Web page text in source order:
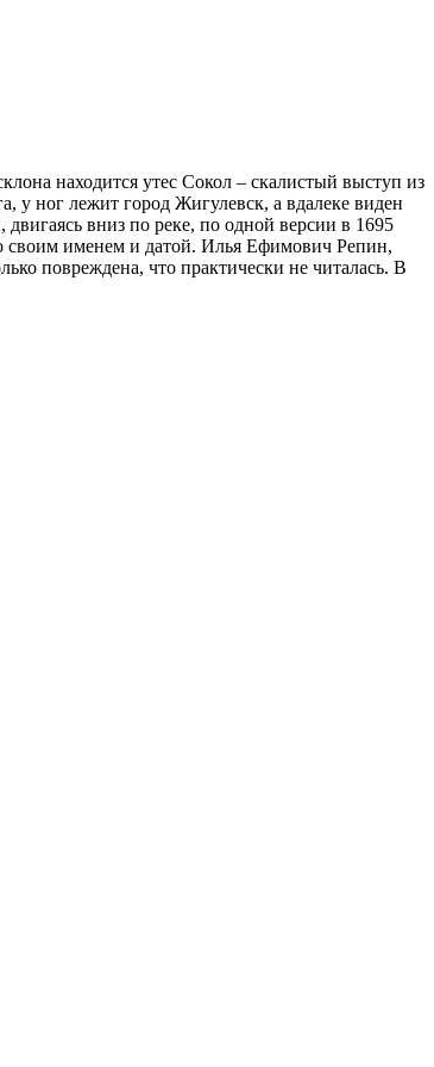
находится утес Сокол – скалистый выступ из
у ног лежит город Жигулевск, а вдалеке виден
вниз по реке, по одной версии в 1695
своим именем и датой. Илья Ефимович Репин,
повреждена, что практически не читалась. В